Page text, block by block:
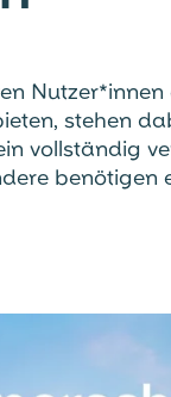
stehen
vollständig
benötigen